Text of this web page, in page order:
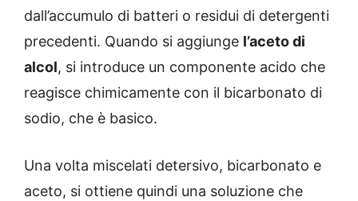
dall’accumulo di batteri o residui di detergenti
precedenti. Quando si aggiunge l’aceto di
alcol, si introduce un componente acido che
reagisce chimicamente con il bicarbonato di
sodio, che è basico.
Una volta miscelati detersivo, bicarbonato e
aceto, si ottiene quindi una soluzione che